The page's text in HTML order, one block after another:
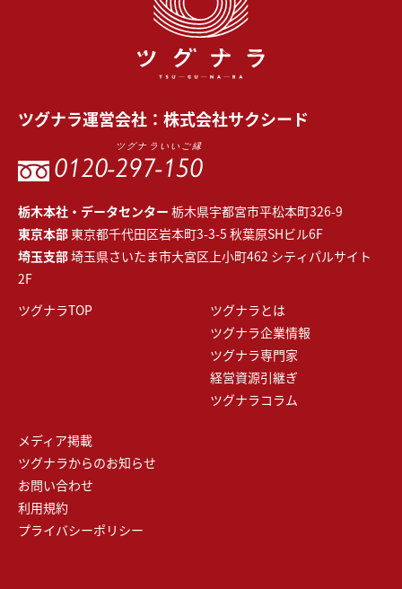
ツグナラ運営会社： 株式会社サクシード
0120-297-150
ツグナラいいご縁
栃木本社・データセンター 栃木県宇都宮市平松本町326-9
東京本部 東京都千代田区岩本町3-3-5 秋葉原SHビル6F
埼玉支部埼玉県さいたま市大宮区上小町462 シティパルサイト
2F
ツグナラTOP
ツグナラとは
ツグナラ企業情報
ツグナラ専門家
経営資源引継ぎ
ツグナラコラム
メディア掲載
ツグナラからのお知らせ
お問い合わせ
利用規約
プライバシーポリシー